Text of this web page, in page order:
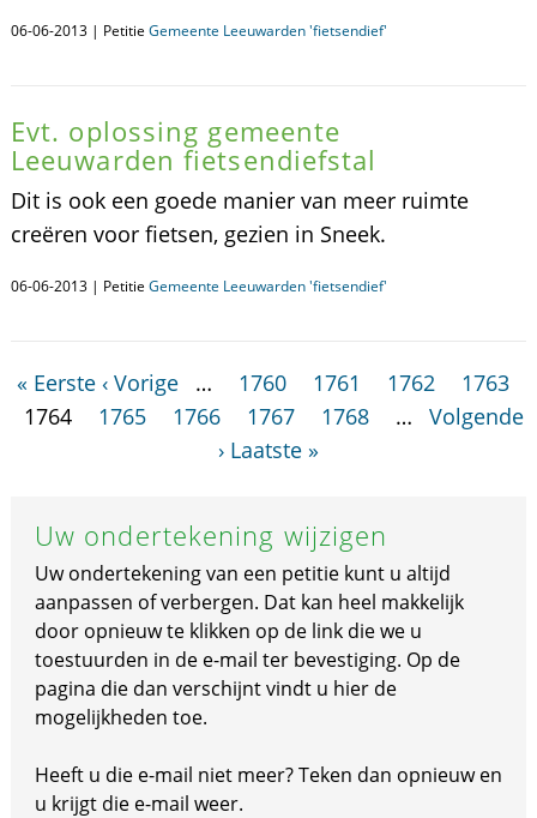
06-06-2013 | Petitie Gemeente Leeuwarden 'fietsendief'
Evt. oplossing gemeente
Leeuwarden fietsendiefstal
Dit is ook een goede manier van meer ruimte
creëren voor fietsen, gezien in Sneek.
06-06-2013 | Petitie Gemeente Leeuwarden 'fietsendief'
« Eerste ‹ Vorige … 1760 1761 1762
1763
1764
1765 1766 1767 1768 …
Volgende
› Laatste »
Uw ondertekening wijzigen
Uw ondertekening van een petitie kunt u altijd
aanpassen of verbergen. Dat kan heel makkelijk
door opnieuw te klikken op de link die we u
toestuurden in de e-mail ter bevestiging. Op de
pagina die dan verschijnt vindt u hier de
mogelijkheden toe.
Heeft u die e-mail niet meer? Teken dan opnieuw en
u krijgt die e-mail weer.